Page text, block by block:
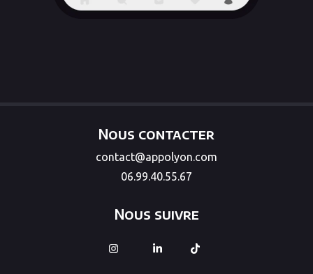
Nous contacter
contact@appolyon.com
06.99.40.55.67
Nous suivre